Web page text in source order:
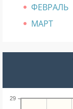
ФЕВРАЛЬ
МАРТ
29